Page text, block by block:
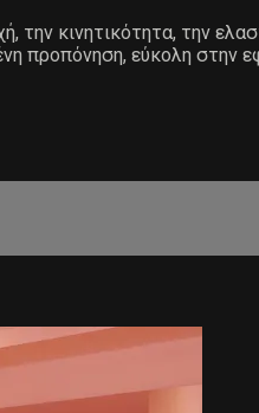
κινητικότητα, την
εύκολη στην